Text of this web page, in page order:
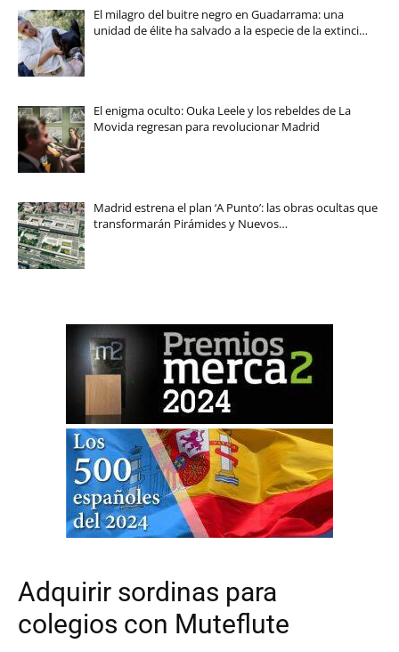
El milagro del buitre negro en Guadarrama: una
unidad de élite ha salvado a la especie de la extinci…
El enigma oculto: Ouka Leele y los rebeldes de La
Movida regresan para revolucionar Madrid
Madrid estrena el plan ‘A Punto’: las obras ocultas que
transformarán Pirámides y Nuevos…
Adquirir sordinas para
colegios con Muteflute